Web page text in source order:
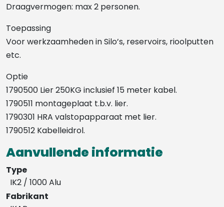
Draagvermogen: max 2 personen.
Toepassing
Voor werkzaamheden in Silo’s, reservoirs, rioolputten
etc.
Optie
1790500 Lier 250KG inclusief 15 meter kabel.
1790511 montageplaat t.b.v. lier.
1790301 HRA valstopapparaat met lier.
1790512 Kabelleidrol.
Aanvullende informatie
Type
IK2 / 1000 Alu
Fabrikant